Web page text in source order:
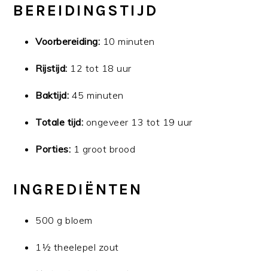
BEREIDINGSTIJD
Voorbereiding: 10 minuten
Rijstijd: 12 tot 18 uur
Baktijd: 45 minuten
Totale tijd: ongeveer 13 tot 19 uur
Porties: 1 groot brood
INGREDIËNTEN
500 g bloem
1½ theelepel zout